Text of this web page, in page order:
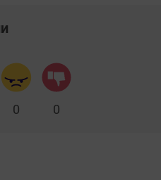
0 0